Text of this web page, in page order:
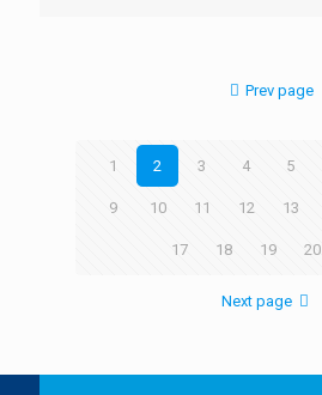
Prev page
1 2 3 4 5
9 10 11 12 13
17 18 19 20
Next page